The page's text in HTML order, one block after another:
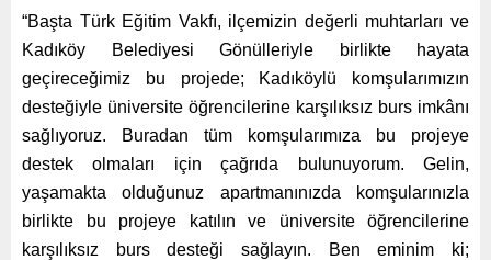
“Başta Türk Eğitim Vakfı, ilçemizin değerli muhtarları ve
Kadıköy Belediyesi Gönülleriyle birlikte hayata
geçireceğimiz bu projede; Kadıköylü komşularımızın
desteğiyle üniversite öğrencilerine karşılıksız burs imkânı
sağlıyoruz. Buradan tüm komşularımıza bu projeye
destek olmaları için çağrıda bulunuyorum. Gelin,
yaşamakta olduğunuz apartmanınızda komşularınızla
birlikte bu projeye katılın ve üniversite öğrencilerine
karşılıksız burs desteği sağlayın. Ben eminim ki;